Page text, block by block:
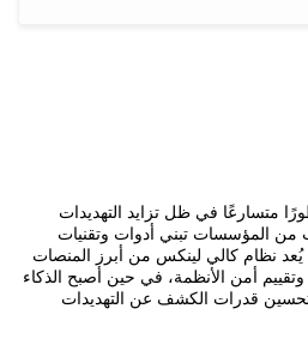
متسارعًا في ظل تزايد التهديدات
من المؤسسات تبني أدوات وتقنيات
يُعد نظام كالي لينكس من أبرز المنصات
أمن الأنظمة، في حين أصبح الذكاء
قدرات الكشف عن التهديدات